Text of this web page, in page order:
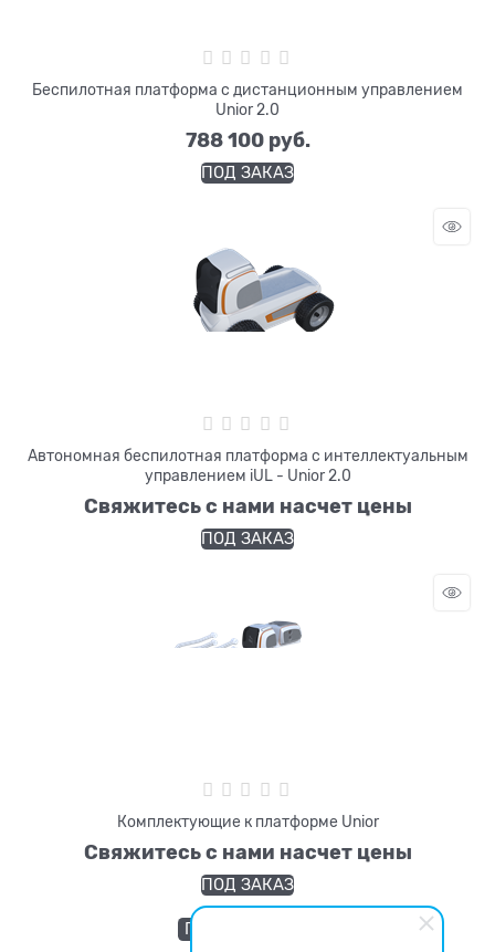
Беспилотная платформа с дистанционным управлением
Unior 2.0
788 100 руб.
ПОД ЗАКАЗ
Автономная беспилотная платформа с интеллектуальным
управлением iUL - Unior 2.0
Свяжитесь с нами насчет цены
ПОД ЗАКАЗ
Комплектующие к платформе Unior
Свяжитесь с нами насчет цены
ПОД ЗАКАЗ
ПОКАЗАТЬ ЕЩЕ